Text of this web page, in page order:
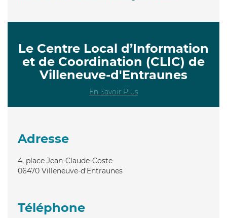
Le Centre Local d’Information
et de Coordination (CLIC) de
Villeneuve-d'Entraunes
En Savoir Plus
Adresse
4, place Jean-Claude-Coste
06470 Villeneuve-d'Entraunes
Téléphone